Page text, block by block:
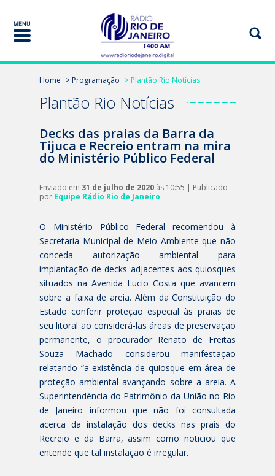
Home > Programação > Plantão Rio Notícias
Plantão Rio Notícias
Decks das praias da Barra da
Tijuca e Recreio entram na mira
do Ministério Público Federal
Enviado em 31 de julho de 2020 às 10:55 | Publicado
por Equipe Rádio Rio de Janeiro
O Ministério Público Federal recomendou à
Secretaria Municipal de Meio Ambiente que não
conceda autorização ambiental para
implantação de decks adjacentes aos quiosques
situados na Avenida Lucio Costa que avancem
sobre a faixa de areia. Além da Constituição do
Estado conferir proteção especial às praias de
seu litoral ao considerá-las áreas de preservação
permanente, o procurador Renato de Freitas
Souza Machado considerou manifestação
relatando “a existência de quiosque em área de
proteção ambiental avançando sobre a areia. A
Superintendência do Patrimônio da União no Rio
de Janeiro informou que não foi consultada
acerca da instalação dos decks nas prais do
Recreio e da Barra, assim como noticiou que
entende que tal instalação é irregular.